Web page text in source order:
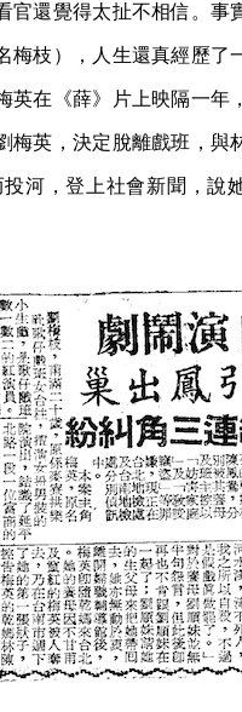
官還覺得太扯不相信。事
梅枝），人生還真經歷了
英在《薛》片上映隔一年
梅英，決定脫離戲班，與
河，登上社會新聞，說